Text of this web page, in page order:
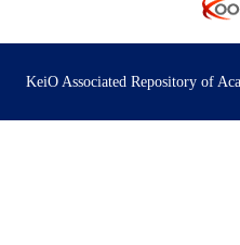
KeiO Associated Repository of